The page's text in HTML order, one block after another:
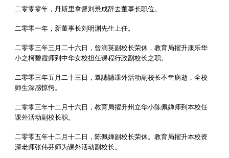
二零零零年，丹斯里拿督刘景成辞去董事长职位。
二零零一年，新董事长刘明渊先生上任。
二零零三年三月二十六日，曾润英副校长荣休，教育局擢升康乐华
小之柯碧霞师到中华女校担任课程行政副校长之职。
二零零三年五月二十三日，覃譓譓课外活动副校长不幸病逝，全校
师生深感惊愕。
二零零三年十二月十六日，教育局擢升州立华小陈佩婵师到本校任
课外活动副校长职。
二零零五年十二月十二日，陈佩婵副校长荣休。教育局擢升本校资
深老师张伟芬师为课外活动副校长。